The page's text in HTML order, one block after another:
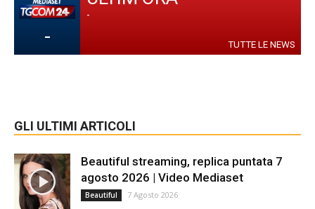
-
-
TUTTE LE NEWS
GLI ULTIMI ARTICOLI
Beautiful streaming, replica puntata 7
agosto 2026 | Video Mediaset
Beautiful 7 Agosto 2026